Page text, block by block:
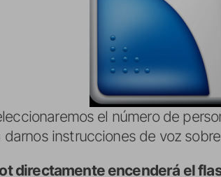
el número de
darnos instrucciones de voz
directamente encenderá el